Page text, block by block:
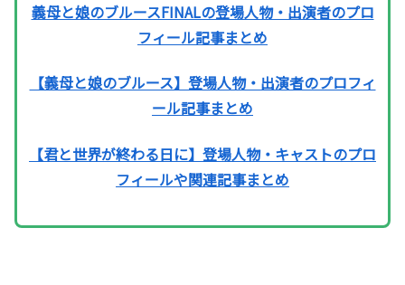
義母と娘のブルースFINALの登場人物・出演者のプロ
フィール記事まとめ
【義母と娘のブルース】登場人物・出演者のプロフィ
ール記事まとめ
【君と世界が終わる日に】登場人物・キャストのプロ
フィールや関連記事まとめ